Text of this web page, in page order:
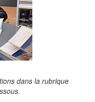
dans la rubrique